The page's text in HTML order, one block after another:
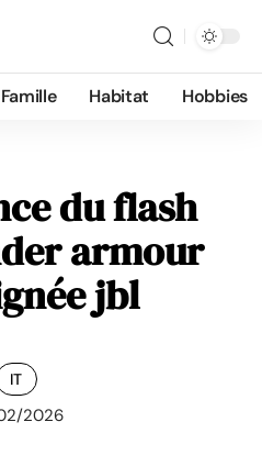
Famille Habitat Hobbies
du flash
armour
jbl
IT
2026